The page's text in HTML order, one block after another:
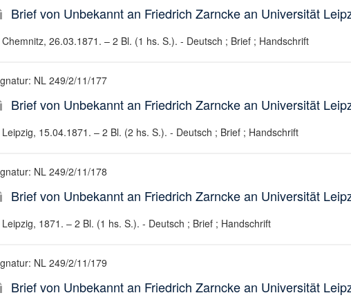
Brief von Unbekannt an Friedrich Zarncke an Universität
Chemnitz, 26.03.1871. – 2 Bl. (1 hs. S.). - Deutsch ; Brief ; Handschrift
NL 249/2/11/177
Brief von Unbekannt an Friedrich Zarncke an Universität
Leipzig, 15.04.1871. – 2 Bl. (2 hs. S.). - Deutsch ; Brief ; Handschrift
NL 249/2/11/178
Brief von Unbekannt an Friedrich Zarncke an Universität
Leipzig, 1871. – 2 Bl. (1 hs. S.). - Deutsch ; Brief ; Handschrift
NL 249/2/11/179
Brief von Unbekannt an Friedrich Zarncke an Universität